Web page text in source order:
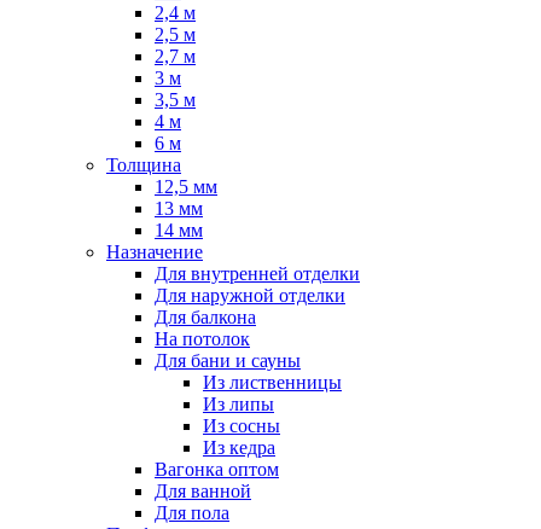
2,4 м
2,5 м
2,7 м
3 м
3,5 м
4 м
6 м
Толщина
12,5 мм
13 мм
14 мм
Назначение
Для внутренней отделки
Для наружной отделки
Для балкона
На потолок
Для бани и сауны
Из лиственницы
Из липы
Из сосны
Из кедра
Вагонка оптом
Для ванной
Для пола